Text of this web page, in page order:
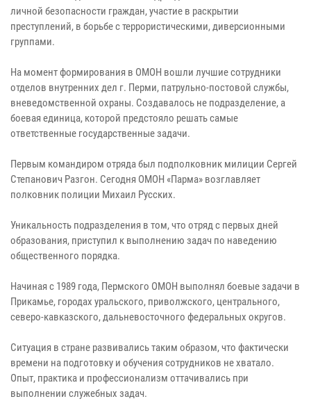
личной безопасности граждан, участие в раскрытии
преступлений, в борьбе с террористическими, диверсионными
группами.
На момент формирования в ОМОН вошли лучшие сотрудники
отделов внутренних дел г. Перми, патрульно-постовой службы,
вневедомственной охраны. Создавалось не подразделение, а
боевая единица, которой предстояло решать самые
ответственные государственные задачи.
Первым командиром отряда был подполковник милиции Сергей
Степанович Разгон. Сегодня ОМОН «Парма» возглавляет
полковник полиции Михаил Русских.
Уникальность подразделения в том, что отряд с первых дней
образования, приступил к выполнению задач по наведению
общественного порядка.
Начиная с 1989 года, Пермского ОМОН выполнял боевые задачи в
Прикамье, городах уральского, приволжского, центрального,
северо-кавказского, дальневосточного федеральных округов.
Ситуация в стране развивались таким образом, что фактически
времени на подготовку и обучения сотрудников не хватало.
Опыт, практика и профессионализм оттачивались при
выполнении служебных задач.